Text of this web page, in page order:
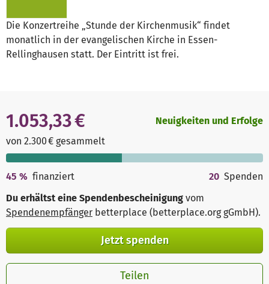
Die Konzertreihe „Stunde der Kirchenmusik“ findet
monatlich in der evangelischen Kirche in Essen-
Rellinghausen statt. Der Eintritt ist frei.
1.053,33 €
von 2.300 € gesammelt
Neuigkeiten und Erfolge
45 % finanziert 20 Spenden
Du erhältst eine Spendenbescheinigung vom
Spendenempfänger betterplace (betterplace.org gGmbH).
Jetzt spenden
Teilen